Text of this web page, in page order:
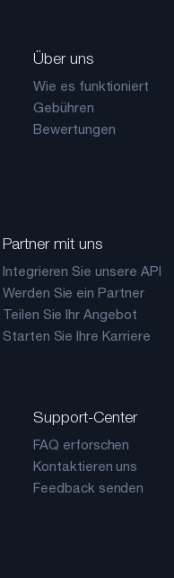
Über uns
Wie es funktioniert
Gebühren
Bewertungen
Partner mit uns
Integrieren Sie unsere API
Werden Sie ein Partner
Teilen Sie Ihr Angebot
Starten Sie Ihre Karriere
Support-Center
FAQ erforschen
Kontaktieren uns
Feedback senden